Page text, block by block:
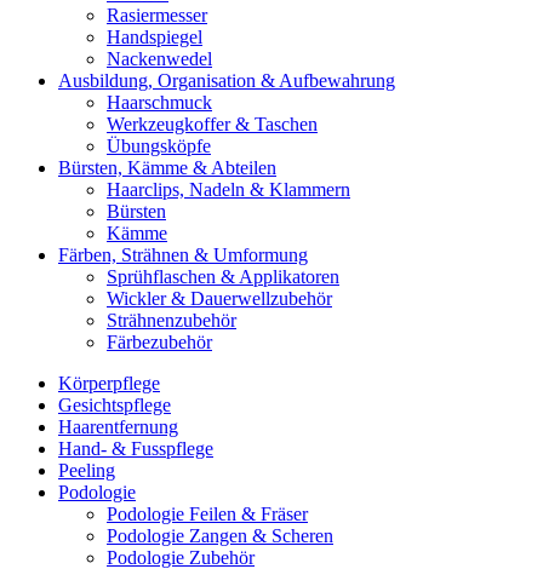
Rasiermesser
Handspiegel
Nackenwedel
Ausbildung, Organisation & Aufbewahrung
Haarschmuck
Werkzeugkoffer & Taschen
Übungsköpfe
Bürsten, Kämme & Abteilen
Haarclips, Nadeln & Klammern
Bürsten
Kämme
Färben, Strähnen & Umformung
Sprühflaschen & Applikatoren
Wickler & Dauerwellzubehör
Strähnenzubehör
Färbezubehör
Körperpflege
Gesichtspflege
Haarentfernung
Hand- & Fusspflege
Peeling
Podologie
Podologie Feilen & Fräser
Podologie Zangen & Scheren
Podologie Zubehör